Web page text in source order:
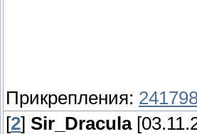
Прикрепления:
[2] Sir_Dracula